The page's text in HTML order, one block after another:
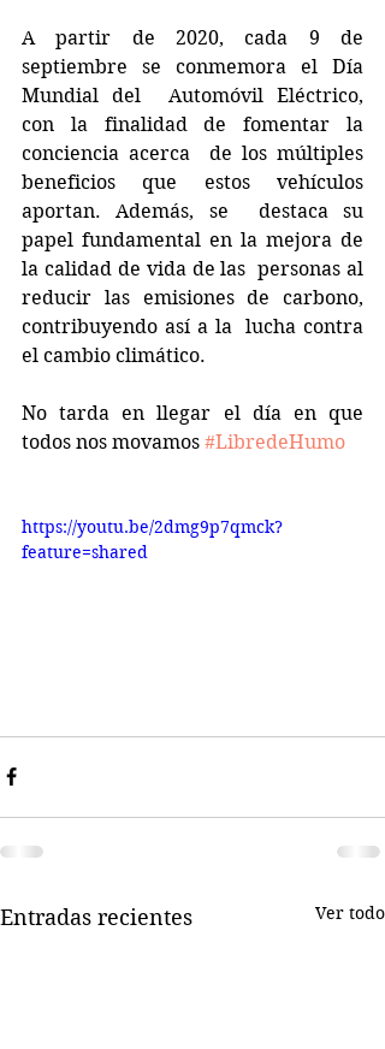
A partir de 2020, cada 9 de
septiembre se conmemora el Día
Mundial del  Automóvil Eléctrico,
con la finalidad de fomentar la
conciencia acerca  de los múltiples
beneficios que estos vehículos
aportan. Además, se  destaca su
papel fundamental en la mejora de
la calidad de vida de las  personas al
reducir las emisiones de carbono,
contribuyendo así a la  lucha contra
el cambio climático.
No tarda en llegar el día en que
todos nos movamos #LibredeHumo
https://youtu.be/2dmg9p7qmck?
feature=shared
Entradas recientes Ver todo